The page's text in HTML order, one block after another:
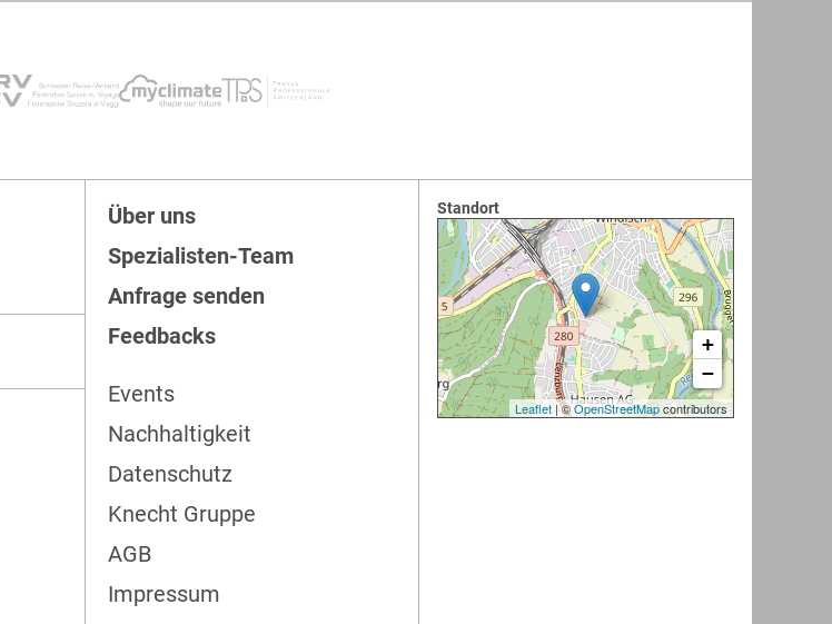
Über uns
Spezialisten-Team
Anfrage senden
Feedbacks
Events
Nachhaltigkeit
Datenschutz
Knecht Gruppe
AGB
Impressum
Standort
+
−
Leaflet| ©OpenStreetMapcontributors